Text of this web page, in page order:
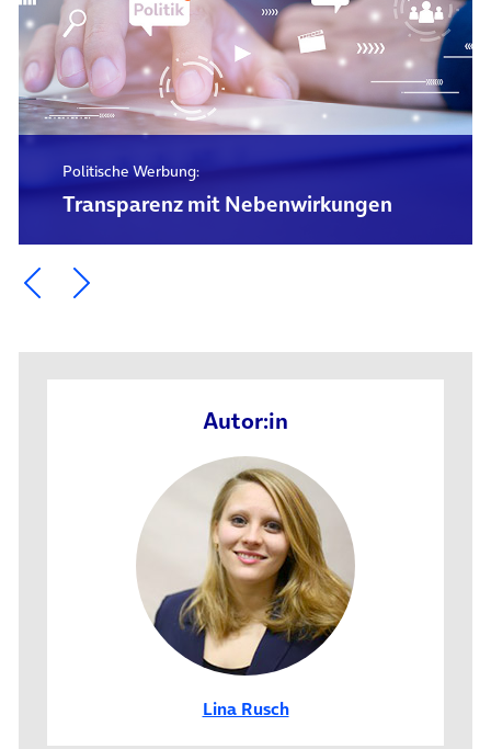
Politische Werbung:
Transparenz mit Nebenwirkungen
Ein Element zurück blättern
Ein Element weiter blättern
Autor:in
Lina Rusch